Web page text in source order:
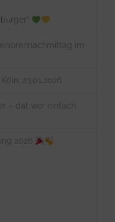
im
23.01.2026
– dat wor einfach
2026